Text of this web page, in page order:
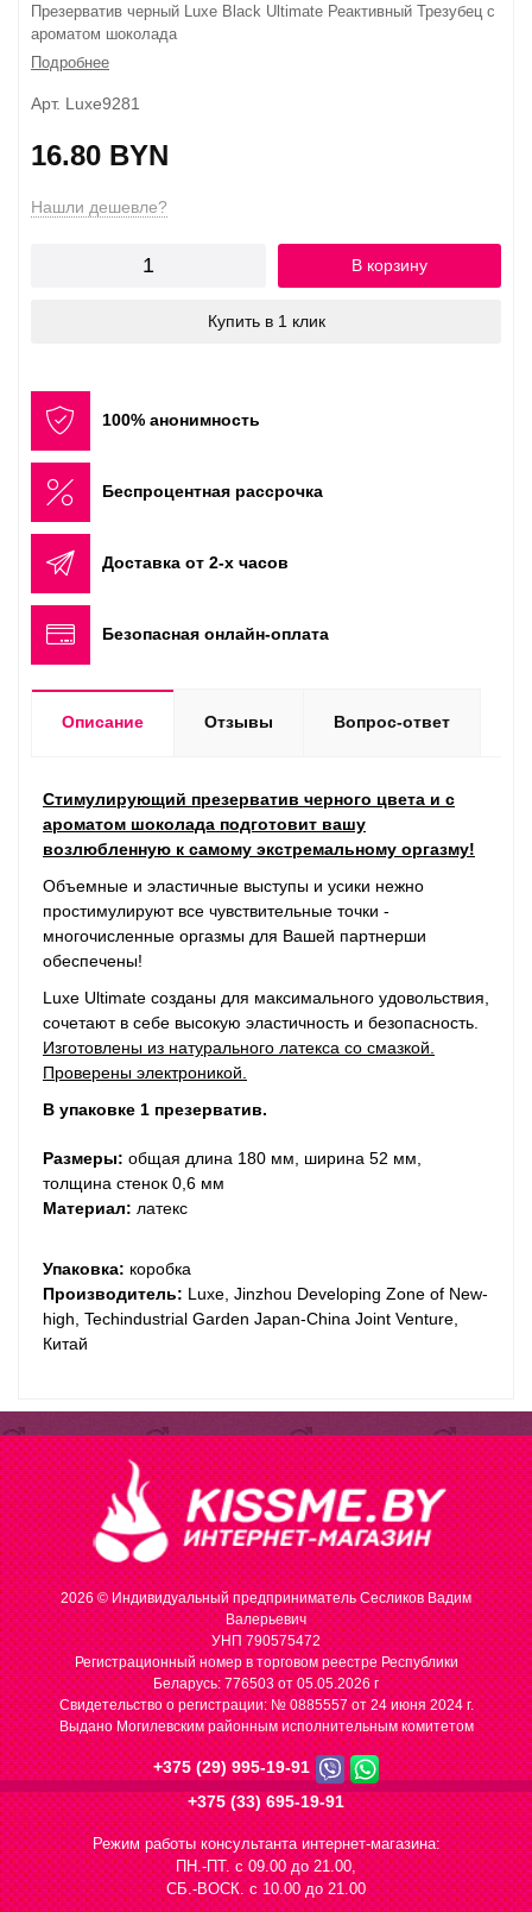
Презерватив черный Luxe Black Ultimate Реактивный Трезубец с
ароматом шоколада
Подробнее
Арт. Luxe9281
16.80 BYN
Нашли дешевле?
В корзину
Купить в 1 клик
100% анонимность
Беспроцентная рассрочка
Доставка от 2-х часов
Безопасная онлайн-оплата
Описание Отзывы Вопрос-ответ
Стимулирующий презерватив черного цвета и с
ароматом шоколада подготовит вашу
возлюбленную к самому экстремальному оргазму!
Объемные и эластичные выступы и усики нежно
простимулируют все чувствительные точки -
многочисленные оргазмы для Вашей партнерши
обеспечены!
Luxe Ultimate созданы для максимального удовольствия,
сочетают в себе высокую эластичность и безопасность.
Изготовлены из натурального латекса со смазкой.
Проверены электроникой.
В упаковке 1 презерватив.
Размеры: общая длина 180 мм, ширина 52 мм,
толщина стенок 0,6 мм
Материал: латекс
Упаковка: коробка
Производитель: Luxe, Jinzhou Developing Zone of New-
high, Techindustrial Garden Japan-China Joint Venture,
Китай
2026 © Индивидуальный предприниматель Сесликов Вадим
Валерьевич
УНП 790575472
Регистрационный номер в торговом реестре Республики
Беларусь: 776503 от 05.05.2026 г
Cвидетельство о регистрации: № 0885557 от 24 июня 2024 г.
Выдано Могилевским районным исполнительным комитетом
+375 (29) 995-19-91
+375 (33) 695-19-91
Режим работы консультанта интернет-магазина:
ПН.-ПТ. с 09.00 до 21.00,
СБ.-ВОСК. с 10.00 до 21.00